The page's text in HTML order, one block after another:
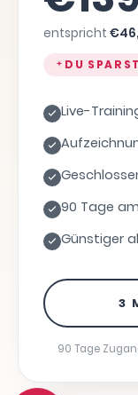
entspricht €
DU SPARST
Live-
90 Tage
Günstiger
3
90 Tage